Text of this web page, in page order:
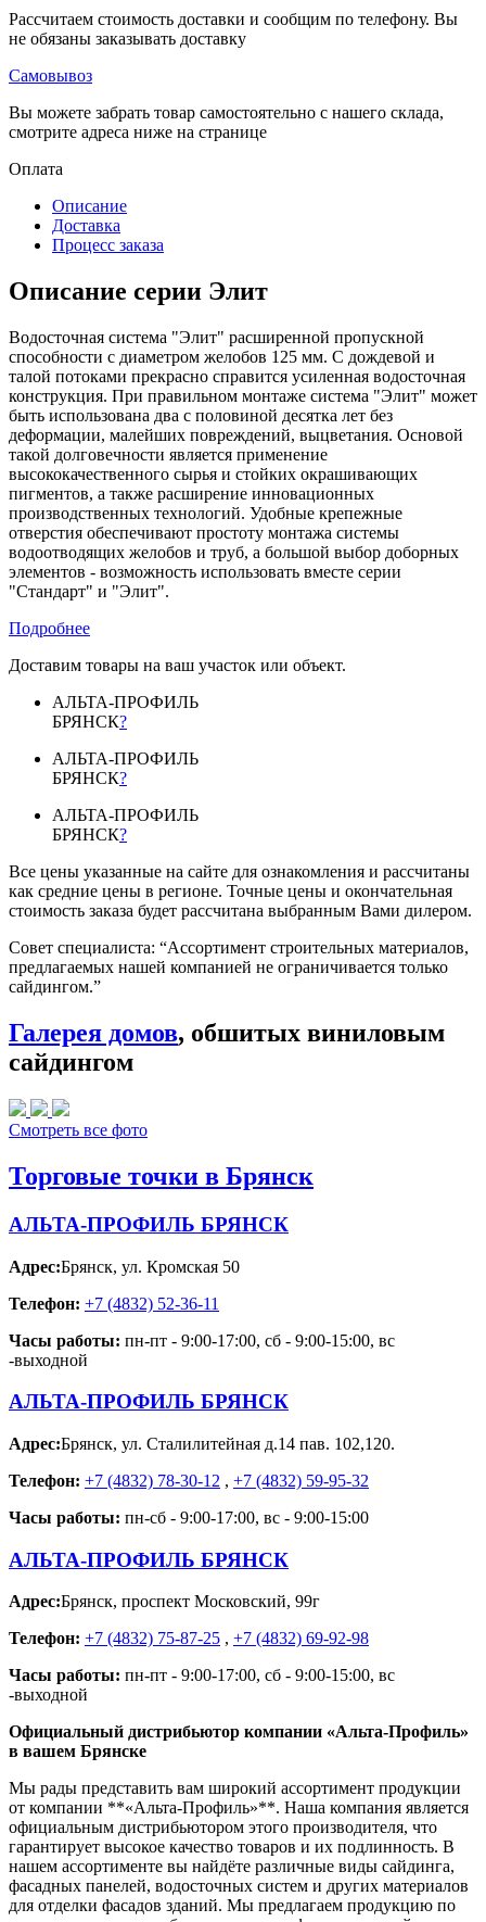
Рассчитаем стоимость доставки и сообщим по телефону. Вы
не обязаны заказывать доставку
Самовывоз
Вы можете забрать товар самостоятельно с нашего склада,
смотрите адреса ниже на странице
Оплата
Описание
Доставка
Процесс заказа
Описание серии Элит
Водосточная система "Элит" расширенной пропускной
способности с диаметром желобов 125 мм. С дождевой и
талой потоками прекрасно справится усиленная водосточная
конструкция. При правильном монтаже система "Элит" может
быть использована два с половиной десятка лет без
деформации, малейших повреждений, выцветания. Основой
такой долговечности является применение
высококачественного сырья и стойких окрашивающих
пигментов, а также расширение инновационных
производственных технологий. Удобные крепежные
отверстия обеспечивают простоту монтажа системы
водоотводящих желобов и труб, а большой выбор доборных
элементов - возможность использовать вместе серии
"Стандарт" и "Элит".
Подробнее
Доставим товары на ваш участок или объект.
АЛЬТА-ПРОФИЛЬ
БРЯНСК?
АЛЬТА-ПРОФИЛЬ
БРЯНСК?
АЛЬТА-ПРОФИЛЬ
БРЯНСК?
Все цены указанные на сайте для ознакомления и рассчитаны
как средние цены в регионе. Точные цены и окончательная
стоимость заказа будет рассчитана выбранным Вами дилером.
Совет специалиста: “Ассортимент строительных материалов,
предлагаемых нашей компанией не ограничивается только
сайдингом.”
Галерея домов, обшитых виниловым
сайдингом
Смотреть все фото
Торговые точки в Брянск
АЛЬТА-ПРОФИЛЬ БРЯНСК
Адрес:Брянск, ул. Кромская 50
Телефон: +7 (4832) 52-36-11
Часы работы: пн-пт - 9:00-17:00, сб - 9:00-15:00, вс
-выходной
АЛЬТА-ПРОФИЛЬ БРЯНСК
Адрес:Брянск, ул. Сталилитейная д.14 пав. 102,120.
Телефон: +7 (4832) 78-30-12 , +7 (4832) 59-95-32
Часы работы: пн-сб - 9:00-17:00, вс - 9:00-15:00
АЛЬТА-ПРОФИЛЬ БРЯНСК
Адрес:Брянск, проспект Московский, 99г
Телефон: +7 (4832) 75-87-25 , +7 (4832) 69-92-98
Часы работы: пн-пт - 9:00-17:00, сб - 9:00-15:00, вс
-выходной
Официальный дистрибьютор компании «Альта-Профиль»
в вашем Брянске
Мы рады представить вам широкий ассортимент продукции
от компании **«Альта-Профиль»**. Наша компания является
официальным дистрибьютором этого производителя, что
гарантирует высокое качество товаров и их подлинность. В
нашем ассортименте вы найдёте различные виды сайдинга,
фасадных панелей, водосточных систем и других материалов
для отделки фасадов зданий. Мы предлагаем продукцию по